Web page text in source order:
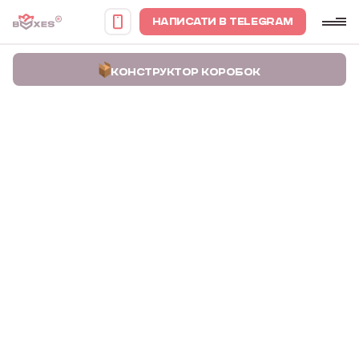
НАПИСАТИ В TELEGRAM
КОНСТРУКТОР КОРОБОК